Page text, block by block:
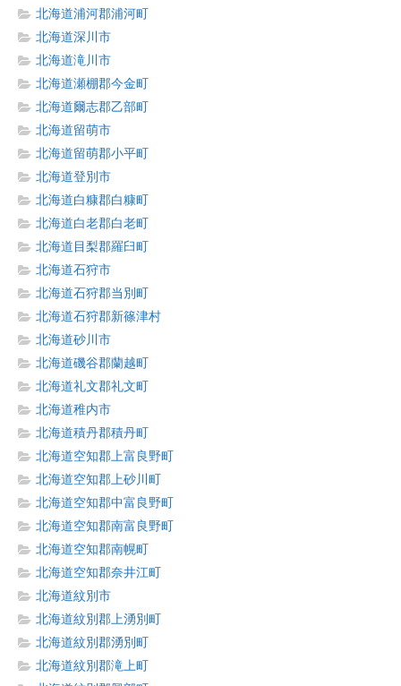
北海道浦河郡浦河町
北海道深川市
北海道滝川市
北海道瀬棚郡今金町
北海道爾志郡乙部町
北海道留萌市
北海道留萌郡小平町
北海道登別市
北海道白糠郡白糠町
北海道白老郡白老町
北海道目梨郡羅臼町
北海道石狩市
北海道石狩郡当別町
北海道石狩郡新篠津村
北海道砂川市
北海道磯谷郡蘭越町
北海道礼文郡礼文町
北海道稚内市
北海道積丹郡積丹町
北海道空知郡上富良野町
北海道空知郡上砂川町
北海道空知郡中富良野町
北海道空知郡南富良野町
北海道空知郡南幌町
北海道空知郡奈井江町
北海道紋別市
北海道紋別郡上湧別町
北海道紋別郡湧別町
北海道紋別郡滝上町